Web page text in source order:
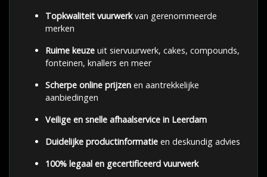
Topkwaliteit vuurwerkvan gerenommeerde
merken
Ruime keuze uit siervuurwerk, cakes, compounds,
fonteinen, knallers en meer
Scherpe online prijzen en aantrekkelijke
aanbiedingen
Veilige en snelle afhaalservice in Leerdam
Duidelijke productinformatie en deskundig advies
100% legaal en gecertificeerd vuurwerk